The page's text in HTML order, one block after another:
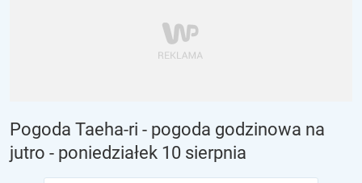
Pogoda Taeha-ri - pogoda godzinowa na
jutro - poniedziałek 10 sierpnia